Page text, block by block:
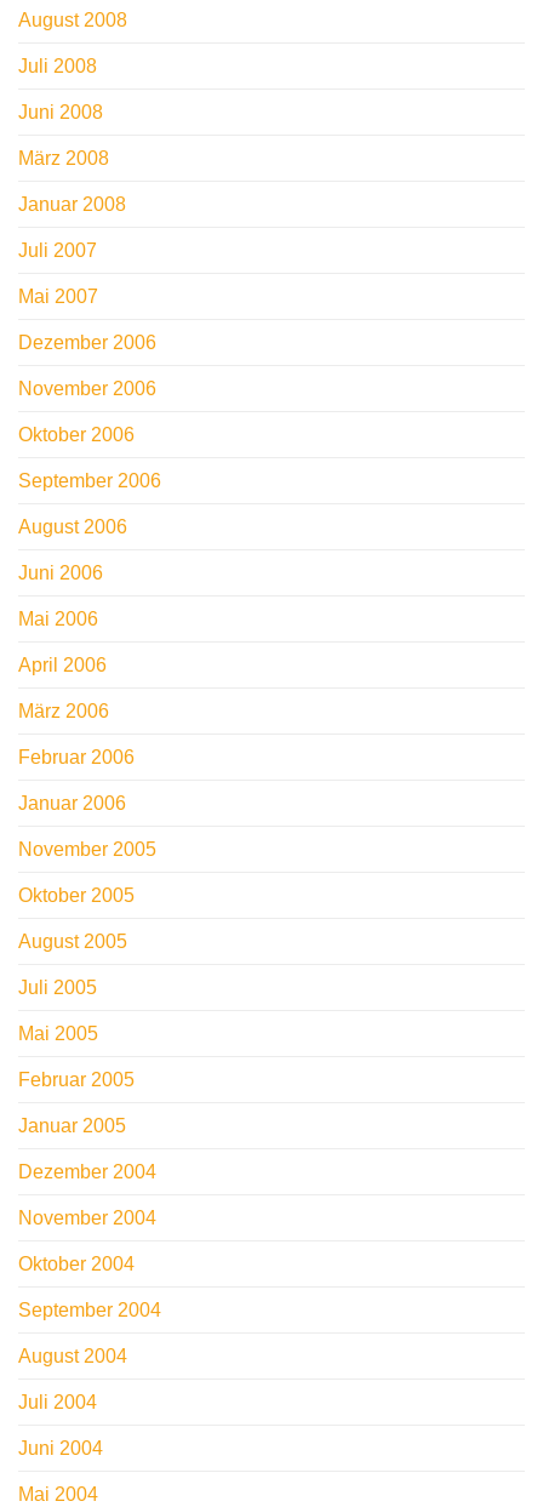
August 2008
Juli 2008
Juni 2008
März 2008
Januar 2008
Juli 2007
Mai 2007
Dezember 2006
November 2006
Oktober 2006
September 2006
August 2006
Juni 2006
Mai 2006
April 2006
März 2006
Februar 2006
Januar 2006
November 2005
Oktober 2005
August 2005
Juli 2005
Mai 2005
Februar 2005
Januar 2005
Dezember 2004
November 2004
Oktober 2004
September 2004
August 2004
Juli 2004
Juni 2004
Mai 2004